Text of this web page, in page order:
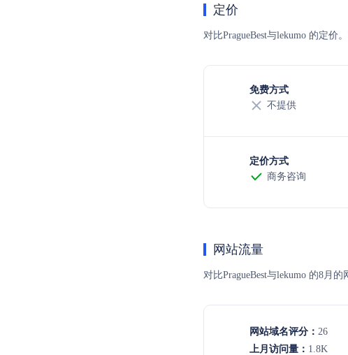
定价
对比PragueBest与lekumo 的定
免费方式
不提供
定价方式
商务咨询
网站流量
对比PragueBest与lekumo 的8月
网站域名评分： 26
上月访问量： 1.8K